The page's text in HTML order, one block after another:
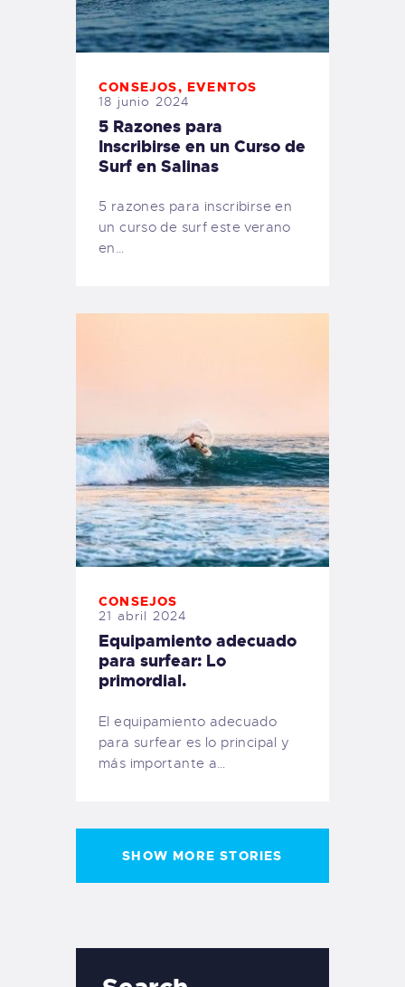
CONSEJOS,EVENTOS
18 junio 2024
5 Razones para
Inscribirse en un Curso de
Surf en Salinas
5 razones para inscribirse en
un curso de surf este verano
en…
CONSEJOS
21 abril 2024
Equipamiento adecuado
para surfear: Lo
primordial.
El equipamiento adecuado
para surfear es lo principal y
más importante a…
SHOW MORE STORIES